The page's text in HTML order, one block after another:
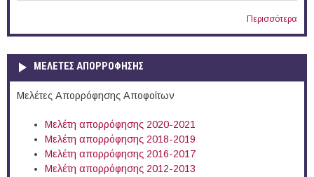
Περισσότερα
ΜΕΛΕΤΕΣ ΑΠΟΡΡΟΦΗΣΗΣ
Μελέτες Απορρόφησης Αποφοίτων
Μελέτη απορρόφησης 2020-2021
Μελέτη απορρόφησης 2018-2019
Μελέτη απορρόφησης 2016-2017
Μελέτη απορρόφησης 2012-2013